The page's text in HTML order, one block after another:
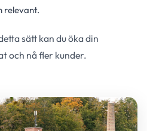
relevant.
sätt kan du öka din
och nå fler kunder.